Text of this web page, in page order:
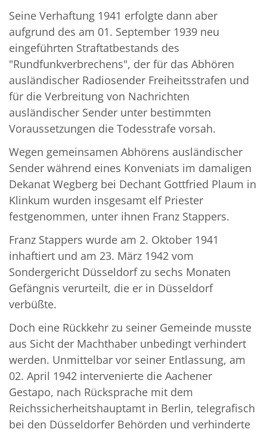
Seine Verhaftung 1941 erfolgte dann aber
aufgrund des am 01. September 1939 neu
eingeführten Straftatbestands des
"Rundfunkverbrechens", der für das Abhören
ausländischer Radiosender Freiheitsstrafen und
für die Verbreitung von Nachrichten
ausländischer Sender unter bestimmten
Voraussetzungen die Todesstrafe vorsah.
Wegen gemeinsamen Abhörens ausländischer
Sender während eines Konveniats im damaligen
Dekanat Wegberg bei Dechant Gottfried Plaum in
Klinkum wurden insgesamt elf Priester
festgenommen, unter ihnen Franz Stappers.
Franz Stappers wurde am 2. Oktober 1941
inhaftiert und am 23. März 1942 vom
Sondergericht Düsseldorf zu sechs Monaten
Gefängnis verurteilt, die er in Düsseldorf
verbüßte.
Doch eine Rückkehr zu seiner Gemeinde musste
aus Sicht der Machthaber unbedingt verhindert
werden. Unmittelbar vor seiner Entlassung, am
02. April 1942 intervenierte die Aachener
Gestapo, nach Rücksprache mit dem
Reichssicherheitshauptamt in Berlin, telegrafisch
bei den Düsseldorfer Behörden und verhinderte